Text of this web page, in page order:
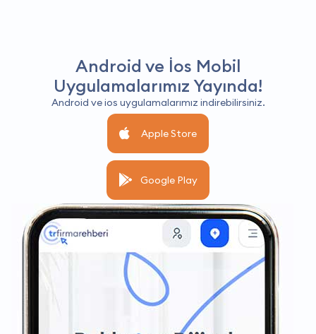
Android ve İos Mobil
Uygulamalarımız Yayında!
Android ve ios uygulamalarımız indirebilirsiniz.
Apple Store
Google Play